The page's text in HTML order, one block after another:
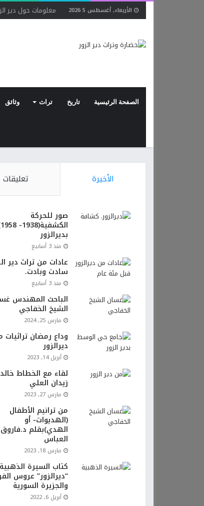
الأربعاء, أغسطس 5 2026 معلومات حول دير
الصفحة الرئيسية تاريخ تراث وثائق
الأخيرة تعليقات
صور للحركة
بديرالزور
منذ 3 أسابيع
عادات من تراث دير
سادت وبادت.
منذ 3 أسابيع
الباحث المهندس
الشيخ الخفاجي
مارس 25, 2024
وداع رمضان تراثيات
ديرالزور
أبريل 14, 2023
لقاء مع الخطاط خالد
زيدان العلي
مارس 27, 2023
من ترانيم الأطفال
(الهديوات- أو
الهدي)بقلم د.فاروق
العباس
مارس 18, 2023
كتاب السيرة الذهبية
“ديرالزور” عروس
والجزيرة السورية
أبريل 6, 2022